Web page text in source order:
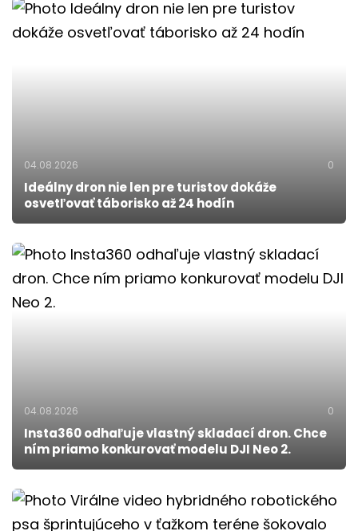
04.08.2026 0
Ideálny dron nie len pre turistov dokáže
osvetľovať táborisko až 24 hodín
04.08.2026 0
Insta360 odhaľuje vlastný skladací dron. Chce
ním priamo konkurovať modelu DJI Neo 2.